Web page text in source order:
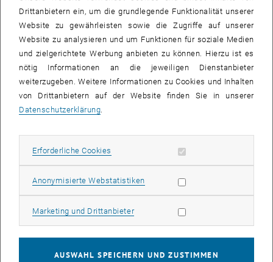
Drittanbietern ein, um die grundlegende Funktionalität unserer
Website zu gewährleisten sowie die Zugriffe auf unserer
Website zu analysieren und um Funktionen für soziale Medien
und zielgerichtete Werbung anbieten zu können. Hierzu ist es
nötig Informationen an die jeweiligen Dienstanbieter
weiterzugeben. Weitere Informationen zu Cookies und Inhalten
von Drittanbietern auf der Website finden Sie in unserer
Datenschutzerklärung.
Erforderliche Cookies Erforderliche Cookies zulassen
Anonymisierte WebstatistikenStatistik Cookies zulassen
Marketing und DrittanbieterMarketing Cookies zulassen
AUSWAHL SPEICHERN UND ZUSTIMMEN